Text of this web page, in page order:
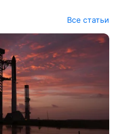
Все статьи